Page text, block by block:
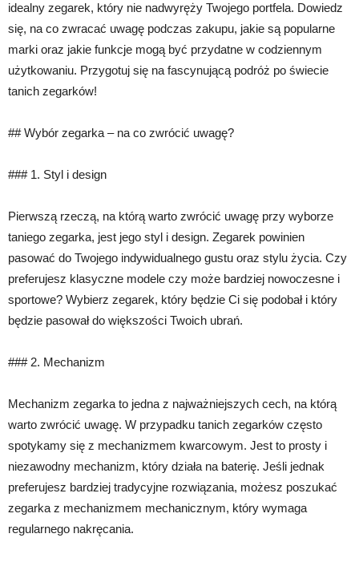
idealny zegarek, który nie nadwyręży Twojego portfela. Dowiedz
się, na co zwracać uwagę podczas zakupu, jakie są popularne
marki oraz jakie funkcje mogą być przydatne w codziennym
użytkowaniu. Przygotuj się na fascynującą podróż po świecie
tanich zegarków!
## Wybór zegarka – na co zwrócić uwagę?
### 1. Styl i design
Pierwszą rzeczą, na którą warto zwrócić uwagę przy wyborze
taniego zegarka, jest jego styl i design. Zegarek powinien
pasować do Twojego indywidualnego gustu oraz stylu życia. Czy
preferujesz klasyczne modele czy może bardziej nowoczesne i
sportowe? Wybierz zegarek, który będzie Ci się podobał i który
będzie pasował do większości Twoich ubrań.
### 2. Mechanizm
Mechanizm zegarka to jedna z najważniejszych cech, na którą
warto zwrócić uwagę. W przypadku tanich zegarków często
spotykamy się z mechanizmem kwarcowym. Jest to prosty i
niezawodny mechanizm, który działa na baterię. Jeśli jednak
preferujesz bardziej tradycyjne rozwiązania, możesz poszukać
zegarka z mechanizmem mechanicznym, który wymaga
regularnego nakręcania.